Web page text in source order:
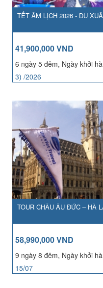
TẾT ÂM LỊCH 2026 - DU
41,900,000 VND
6 ngày 5 đêm, Ngày khởi
3) /2026
TOUR CHÂU ÂU ĐỨC – HÀ
58,990,000 VND
9 ngày 8 đêm, Ngày khởi
15/07